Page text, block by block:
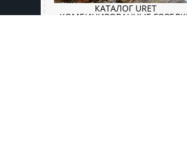
КАТАЛОГ URET
КОМБИНИРОВАННЫЕ